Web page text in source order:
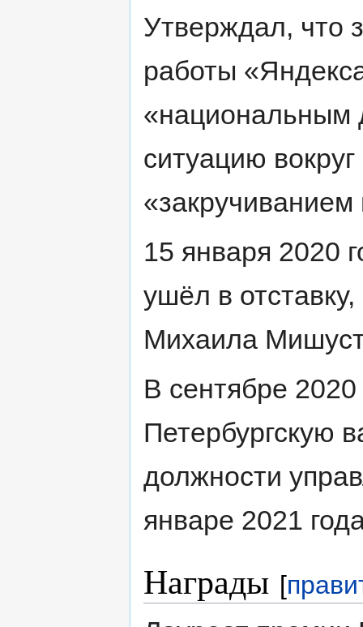
Утверждал, что
работы
«национальным
ситуацию
«закручиванием
15 января 2020
ушёл в
Михаила
В сентябре 2020
Петербургскую
должности
январе 2021
Награды [